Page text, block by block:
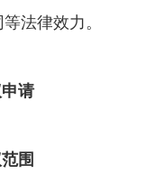
法律效力。
请
围